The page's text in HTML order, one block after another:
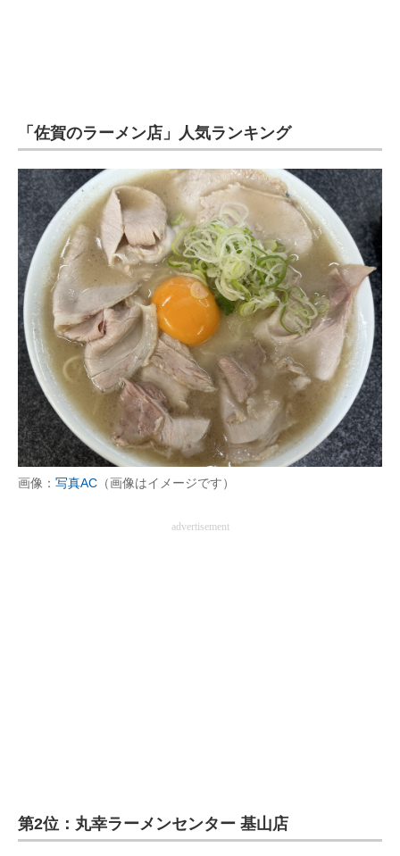
ちょっと気になるネットの話題
「佐賀のラーメン店」人気ランキング
画像： 写真AC （画像はイメージです）
advertisement
第2位：丸幸ラーメンセンター 基山店